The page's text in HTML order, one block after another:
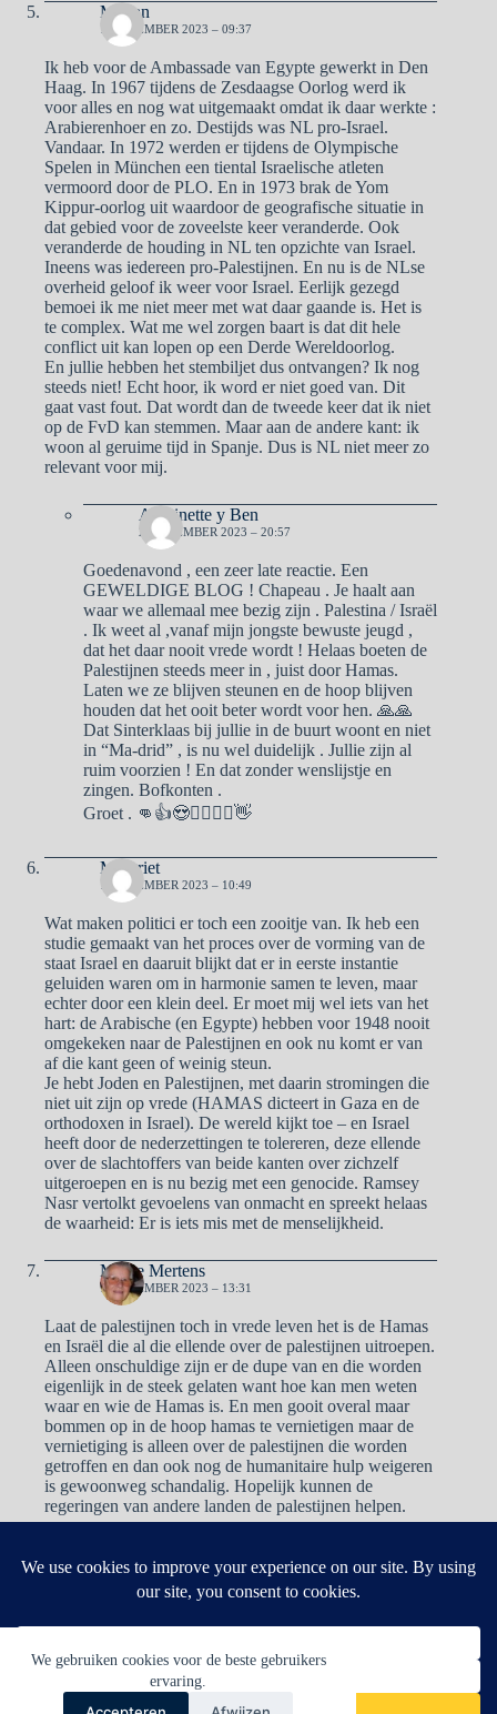
We gebruiken cookies voor de beste gebruikers
ervaring.
Marian
1 NOVEMBER 2023 – 09:37
Ik heb voor de Ambassade van Egypte gewerkt in Den
Haag. In 1967 tijdens de Zesdaagse Oorlog werd ik
voor alles en nog wat uitgemaakt omdat ik daar werkte :
Arabierenhoer en zo. Destijds was NL pro-Israel.
Vandaar. In 1972 werden er tijdens de Olympische
Spelen in München een tiental Israelische atleten
vermoord door de PLO. En in 1973 brak de Yom
Kippur-oorlog uit waardoor de geografische situatie in
dat gebied voor de zoveelste keer veranderde. Ook
veranderde de houding in NL ten opzichte van Israel.
Ineens was iedereen pro-Palestijnen. En nu is de NLse
overheid geloof ik weer voor Israel. Eerlijk gezegd
bemoei ik me niet meer met wat daar gaande is. Het is
te complex. Wat me wel zorgen baart is dat dit hele
conflict uit kan lopen op een Derde Wereldoorlog.
En jullie hebben het stembiljet dus ontvangen? Ik nog
steeds niet! Echt hoor, ik word er niet goed van. Dit
gaat vast fout. Dat wordt dan de tweede keer dat ik niet
op de FvD kan stemmen. Maar aan de andere kant: ik
woon al geruime tijd in Spanje. Dus is NL niet meer zo
relevant voor mij.
Antoinette y Ben
2 NOVEMBER 2023 – 20:57
Goedenavond , een zeer late reactie. Een
GEWELDIGE BLOG ! Chapeau . Je haalt aan
waar we allemaal mee bezig zijn . Palestina / Israël
. Ik weet al ,vanaf mijn jongste bewuste jeugd ,
dat het daar nooit vrede wordt ! Helaas boeten de
Palestijnen steeds meer in , juist door Hamas.
Laten we ze blijven steunen en de hoop blijven
houden dat het ooit beter wordt voor hen. 🙏🙏
Dat Sinterklaas bij jullie in de buurt woont en niet
in “Ma-drid” , is nu wel duidelijk . Jullie zijn al
ruim voorzien ! En dat zonder wenslijstje en
zingen. Bofkonten .
Groet . 👊👍😍🙋‍♂️🙋‍♀️👋
Margriet
1 NOVEMBER 2023 – 10:49
Wat maken politici er toch een zooitje van. Ik heb een
studie gemaakt van het proces over de vorming van de
staat Israel en daaruit blijkt dat er in eerste instantie
geluiden waren om in harmonie samen te leven, maar
echter door een klein deel. Er moet mij wel iets van het
hart: de Arabische (en Egypte) hebben voor 1948 nooit
omgekeken naar de Palestijnen en ook nu komt er van
af die kant geen of weinig steun.
Je hebt Joden en Palestijnen, met daarin stromingen die
niet uit zijn op vrede (HAMAS dicteert in Gaza en de
orthodoxen in Israel). De wereld kijkt toe – en Israel
heeft door de nederzettingen te tolereren, deze ellende
over de slachtoffers van beide kanten over zichzelf
uitgeroepen en is nu bezig met een genocide. Ramsey
Nasr vertolkt gevoelens van onmacht en spreekt helaas
de waarheid: Er is iets mis met de menselijkheid.
Mieke Mertens
1 NOVEMBER 2023 – 13:31
Laat de palestijnen toch in vrede leven het is de Hamas
en Israël die al die ellende over de palestijnen uitroepen.
Alleen onschuldige zijn er de dupe van en die worden
eigenlijk in de steek gelaten want hoe kan men weten
waar en wie de Hamas is. En men gooit overal maar
bommen op in de hoop hamas te vernietigen maar de
vernietiging is alleen over de palestijnen die worden
getroffen en dan ook nog de humanitaire hulp weigeren
is gewoonweg schandalig. Hopelijk kunnen de
regeringen van andere landen de palestijnen helpen.
Reacties zijn gesloten.